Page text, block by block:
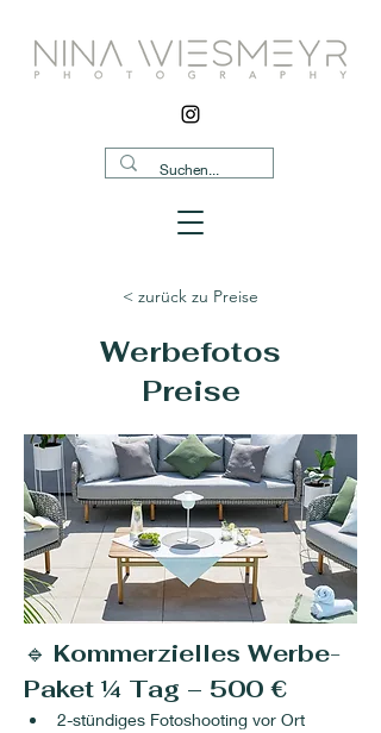
< zurück zu Preise
Werbefotos
Preise
🔹 Kommerzielles Werbe-
Paket ¼ Tag – 500 €
2-stündiges Fotoshooting vor Ort